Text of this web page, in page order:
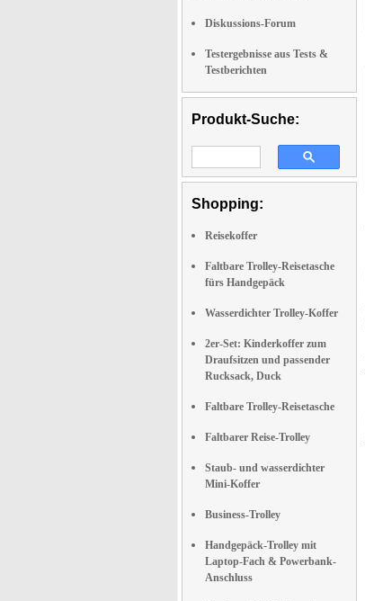
Diskussions-Forum
Testergebnisse aus Tests &
Testberichten
Produkt-Suche:
Shopping:
Reisekoffer
Faltbare Trolley-Reisetasche
fürs Handgepäck
Wasserdichter Trolley-Koffer
2er-Set: Kinderkoffer zum
Draufsitzen und passender
Rucksack, Duck
Faltbare Trolley-Reisetasche
Faltbarer Reise-Trolley
Staub- und wasserdichter
Mini-Koffer
Business-Trolley
Handgepäck-Trolley mit
Laptop-Fach & Powerbank-
Anschluss